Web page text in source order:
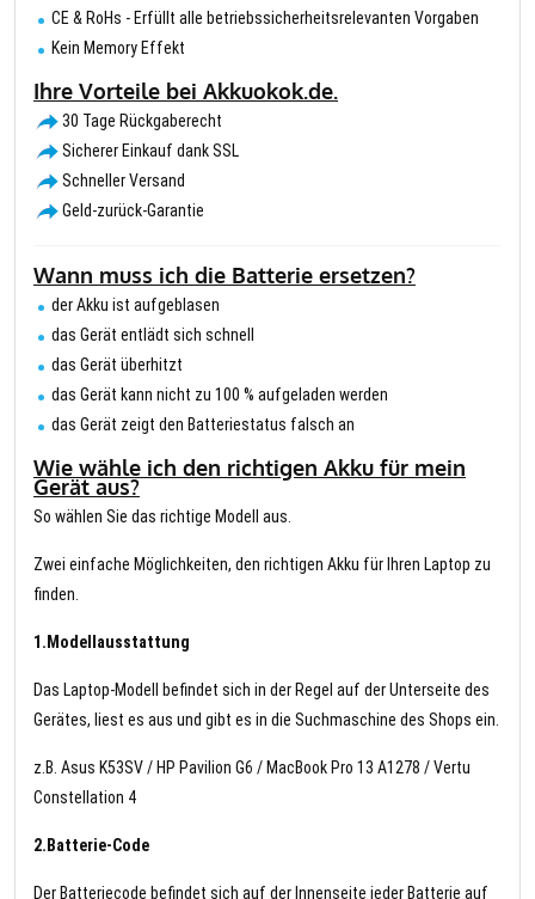
CE & RoHs - Erfüllt alle betriebssicherheitsrelevanten Vorgaben
Kein Memory Effekt
Ihre Vorteile bei Akkuokok.de.
30 Tage Rückgaberecht
Sicherer Einkauf dank SSL
Schneller Versand
Geld-zurück-Garantie
Wann muss ich die Batterie ersetzen?
der Akku ist aufgeblasen
das Gerät entlädt sich schnell
das Gerät überhitzt
das Gerät kann nicht zu 100 % aufgeladen werden
das Gerät zeigt den Batteriestatus falsch an
Wie wähle ich den richtigen Akku für mein
Gerät aus?
So wählen Sie das richtige Modell aus.
Zwei einfache Möglichkeiten, den richtigen Akku für Ihren Laptop zu
finden.
1.Modellausstattung
Das Laptop-Modell befindet sich in der Regel auf der Unterseite des
Gerätes, liest es aus und gibt es in die Suchmaschine des Shops ein.
z.B. Asus K53SV / HP Pavilion G6 / MacBook Pro 13 A1278 / Vertu
Constellation 4
2.Batterie-Code
Der Batteriecode befindet sich auf der Innenseite jeder Batterie auf